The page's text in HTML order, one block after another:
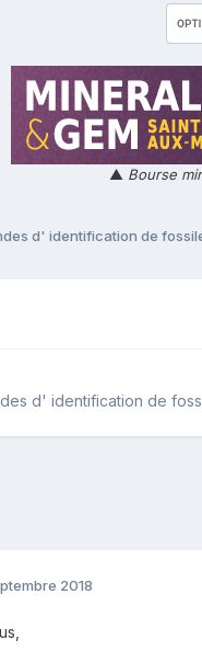
▲ Bourse
d' identification de
d' identification de
2018